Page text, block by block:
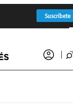
Suscríbete